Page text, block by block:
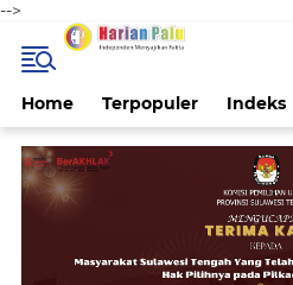
-->
Home Terpopuler Indeks